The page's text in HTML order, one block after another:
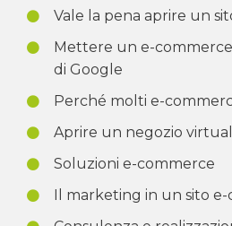
Vale la pena aprire un
Mettere un e-
di Google
Perché molti e-
Aprire un negozio
Soluzioni e-commerce
Il marketing in un sito